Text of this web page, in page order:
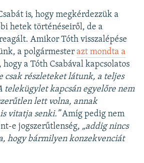
is, hogy megkérdezzük a
hetek történéseiről, de a
Amikor Tóth visszalépése
a polgármester azt mondta a
, hogy a Tóth Csabával kapcsolatos
csak részleteket látunk, a teljes
telekügylet kapcsán egyelőre nem
lett volna, annak
vitatja senki.”Amíg pedig nem
e jogszerűtlenség, „addig nincs
hogy bármilyen konzekvenciát